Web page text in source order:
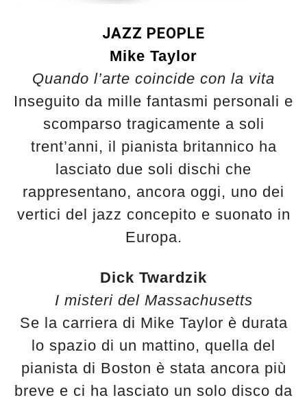
JAZZ PEOPLE
Mike Taylor
Quando l’arte coincide con la vita
Inseguito da mille fantasmi personali e
scomparso tragicamente a soli
trent’anni, il pianista britannico ha
lasciato due soli dischi che
rappresentano, ancora oggi, uno dei
vertici del jazz concepito e suonato in
Europa.
Dick Twardzik
I misteri del Massachusetts
Se la carriera di Mike Taylor è durata
lo spazio di un mattino, quella del
pianista di Boston è stata ancora più
breve e ci ha lasciato un solo disco da